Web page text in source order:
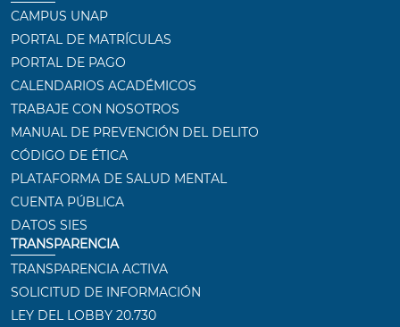
CAMPUS UNAP
PORTAL DE MATRÍCULAS
PORTAL DE PAGO
CALENDARIOS ACADÉMICOS
TRABAJE CON NOSOTROS
MANUAL DE PREVENCIÓN DEL DELITO
CÓDIGO DE ÉTICA
PLATAFORMA DE SALUD MENTAL
CUENTA PÚBLICA
DATOS SIES
TRANSPARENCIA
TRANSPARENCIA ACTIVA
SOLICITUD DE INFORMACIÓN
LEY DEL LOBBY 20.730